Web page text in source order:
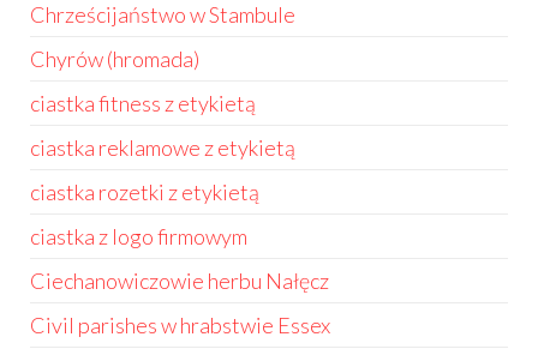
Chrześcijaństwo w Stambule
Chyrów (hromada)
ciastka fitness z etykietą
ciastka reklamowe z etykietą
ciastka rozetki z etykietą
ciastka z logo firmowym
Ciechanowiczowie herbu Nałęcz
Civil parishes w hrabstwie Essex